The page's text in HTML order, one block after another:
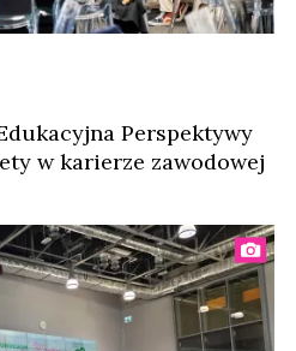
Perspektywy
w karierze zawodowej